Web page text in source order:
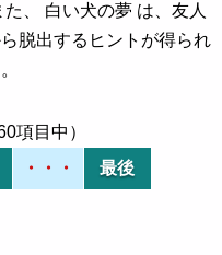
、 白い犬の夢 は、友人
脱出するヒントが得られ
項目中）
・・・ 最後